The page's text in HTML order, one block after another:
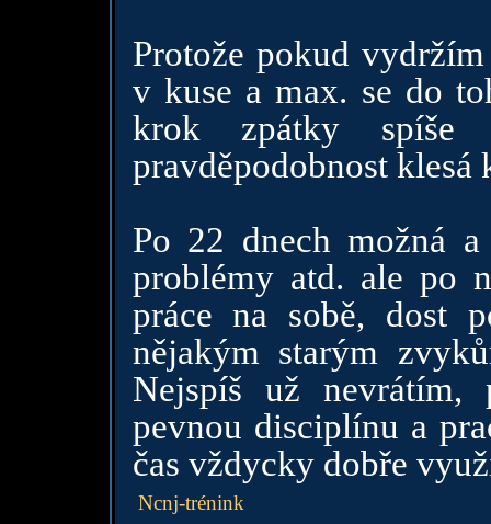
Protože pokud
v kuse a max. se do
krok zpátky
pravděpodobnost klesá
Po 22 dnech možná
problémy atd. ale po
práce na sobě, dost
nějakým starým
Nejspíš už
pevnou disciplínu a
čas vždycky dobře
Ncnj-trénink